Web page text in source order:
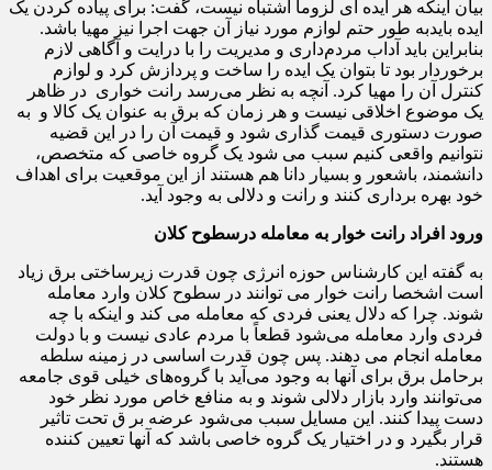
بیان اینکه هر ایده ای لزوماً اشتباه نیست، گفت: برای پیاده کردن یک
ایده بایدبه طور حتم لوازم مورد نیاز آن جهت اجرا نیز مهیا باشد.
بنابراین باید آداب مردم‌داری و مدیریت را با درایت و آگاهی لازم
برخوردار بود تا بتوان یک ایده را ساخت و پردازش کرد و لوازم
کنترل آن را مهیا کرد. آنچه به نظر می‌رسد رانت خواری در ظاهر
یک موضوع اخلاقی نیست و هر زمان که برق به عنوان یک کالا و به
صورت دستوری قیمت گذاری ‌شود و قیمت آن را در این قضیه
نتوانیم واقعی کنیم سبب می شود یک گروه خاصی که متخصص،
دانشمند، باشعور و بسیار دانا هم هستند از این موقعیت برای اهداف
خود بهره برداری ‌کنند و رانت و دلالی به وجود آید.
ورود افراد رانت خوار به معامله درسطوح کلان
به گفته این کارشناس حوزه انرژی چون قدرت زیرساختی برق زیاد
است اشخصا رانت خوار می توانند در سطوح کلان وارد معامله
شوند. چرا که دلال یعنی فردی که معامله می کند و اینکه با چه
فردی وارد معامله می‌شود قطعاً با مردم عادی نیست و با دولت
معامله انجام می دهند. پس چون قدرت اساسی در زمینه سلطه
برحامل برق برای آنها به وجود می‌آید با گروه‌های خیلی قوی جامعه
می‌توانند وارد بازار دلالی شوند و به منافع خاص مورد نظر خود
دست پیدا کنند. این مسایل سبب می‌شود عرضه بر ق تحت تاثیر
قرار بگیرد و در اختیار یک گروه خاصی باشد که آنها تعیین کننده
هستند.